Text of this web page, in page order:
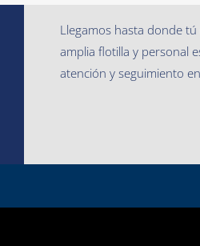
Llegamos hasta donde
amplia flotilla y personal
atención y seguimiento